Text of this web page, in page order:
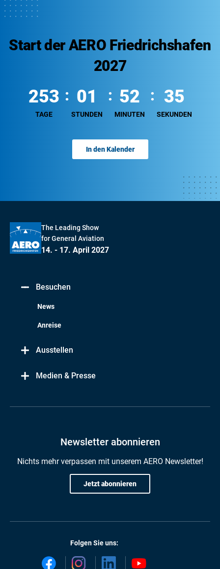
Start der AERO Friedrichshafen
2027
253
TAGE
01
STUNDEN
52
MINUTEN
35
SEKUNDEN
In den Kalender
The Leading Show
for General Aviation
14. - 17. April 2027
Besuchen
News
Anreise
Ausstellen
Medien & Presse
Newsletter abonnieren
Nichts mehr verpassen mit unserem AERO Newsletter!
Jetzt abonnieren
Folgen Sie uns: